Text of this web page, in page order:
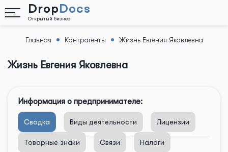
DropDocs
Открытый бизнес
Назад
Главная Контрагенты Жизнь Евгения Яковлевна
Жизнь Евгения Яковлевна
Информация о предпринимателе:
Сводка Виды деятельности Лицензии
Товарные знаки Связи Налоги